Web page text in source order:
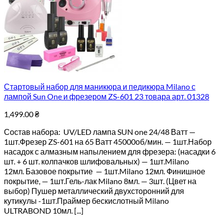
Стартовый набор для маникюра и педикюра Milano с
лампой Sun One и фрезером ZS-601 23 товара арт. 01328
1,499.00₴
Состав набора: UV/LED лампа SUN one 24/48 Ватт —
1шт.Фрезер ZS-601 на 65 Ватт 45000об/мин. — 1шт.Набор
насадок с алмазным напылением для фрезера: (насадки 6
шт. + 6 шт. колпачков шлифовальных) — 1шт.Milano
12мл. Базовое покрытие — 1шт.Milano 12мл. Финишное
покрытие, — 1шт.Гель-лак Milano 8мл. — 3шт. (Цвет на
выбор) Пушер металлический двухсторонний для
кутикулы -1шт.Праймер бескислотный Milano
ULTRABOND 10мл. [...]